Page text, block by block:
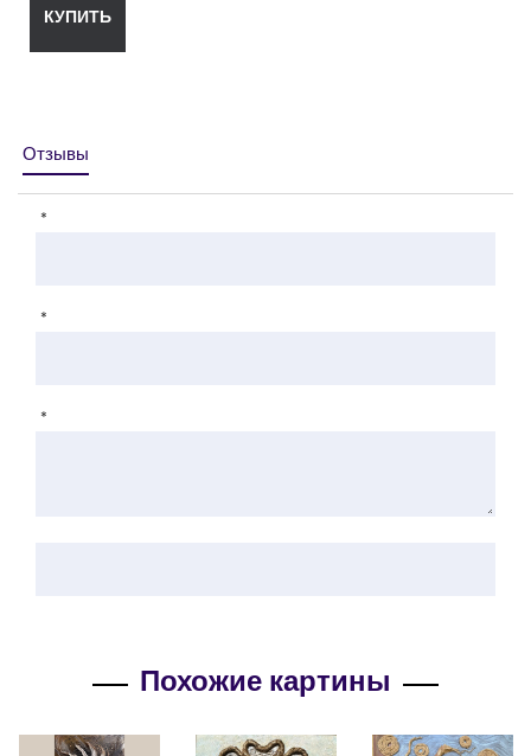
КУПИТЬ
Отзывы
*
*
*
Похожие картины